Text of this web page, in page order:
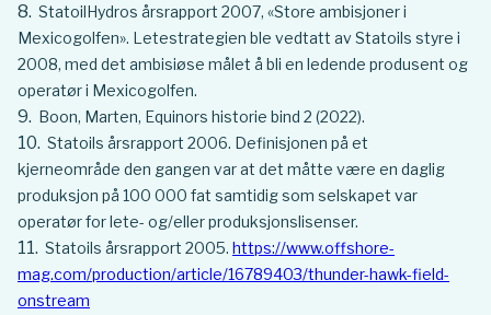
StatoilHydros årsrapport 2007, «Store ambisjoner i
Mexicogolfen». Letestrategien ble vedtatt av Statoils styre i
2008, med det ambisiøse målet å bli en ledende produsent og
operatør i Mexicogolfen.
Boon, Marten, Equinors historie bind 2 (2022).
Statoils årsrapport 2006. Definisjonen på et
kjerneområde den gangen var at det måtte være en daglig
produksjon på 100 000 fat samtidig som selskapet var
operatør for lete- og/eller produksjonslisenser.
Statoils årsrapport 2005. https://www.offshore-
mag.com/production/article/16789403/thunder-hawk-field-
onstream